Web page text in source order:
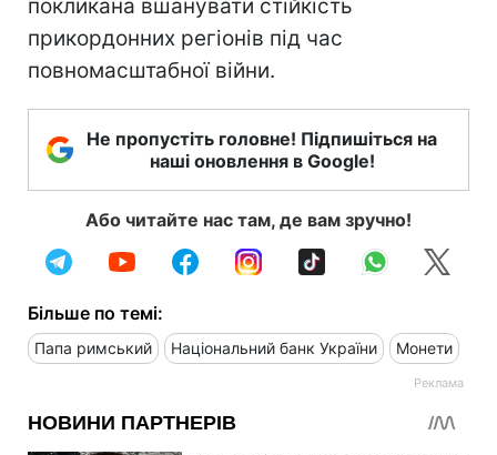
покликана вшанувати стійкість
прикордонних регіонів під час
повномасштабної війни.
Не пропустіть головне! Підпишіться на
наші оновлення в Google!
Або читайте нас там, де вам зручно!
Більше по темі:
Папа римський Національний банк України Монети